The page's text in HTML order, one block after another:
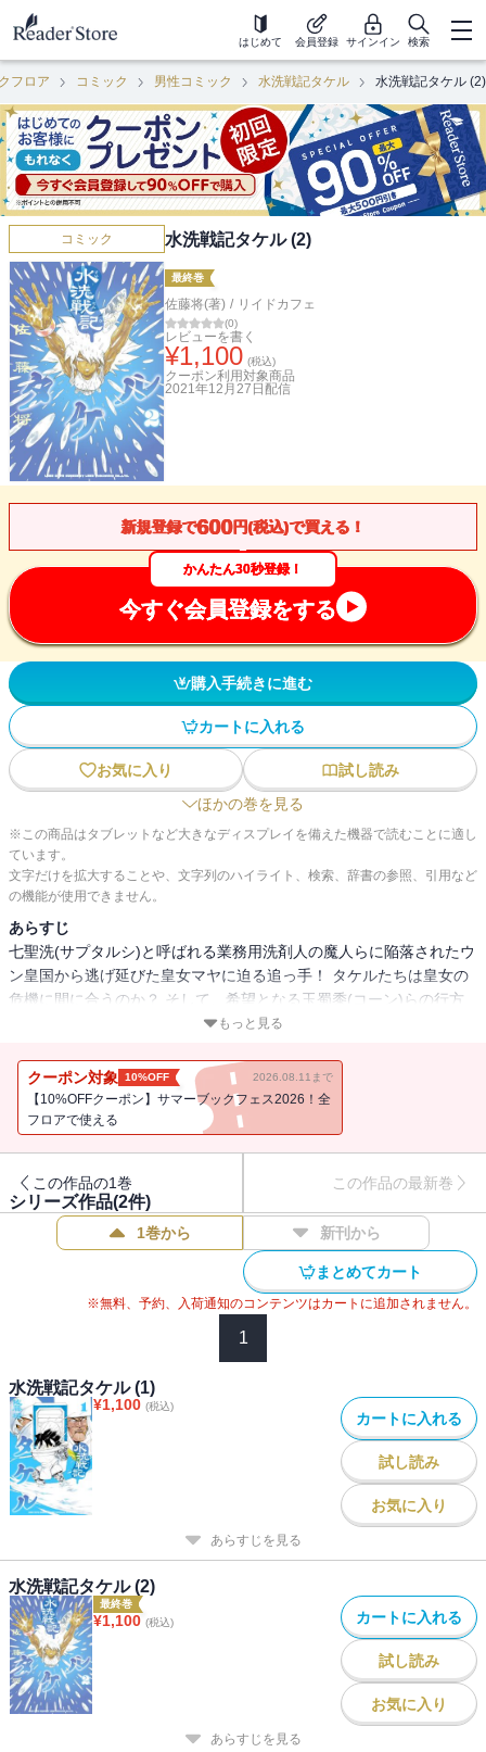
はじめて 会員登録 サインイン 検索
フロア コミック 男性コミック 水洗戦記タケル 水洗戦記タケル (2)
コミック 水洗戦記タケル (2)
最終巻
佐藤将(著) / リイドカフェ
(0)
レビューを書く
¥1,100 (税込)
クーポン利用対象商品
2021年12月27日 配信
新規登録で600円(税込)で買える！
かんたん30秒登録！
今すぐ会員登録をする
購入手続きに進む
カートに入れる
お気に入り
試し読み
ほかの巻を見る
※この商品はタブレットなど大きなディスプレイを備えた機器で読むことに適し
ています。
文字だけを拡大することや、文字列のハイライト、検索、辞書の参照、引用など
の機能が使用できません。
あらすじ
七聖洗(サプタルシ)と呼ばれる業務用洗剤人の魔人らに陥落されたウ
ン皇国から逃げ延びた皇女マヤに迫る追っ手！ タケルたちは皇女の
危機に間に合うのか？ そして、希望となる玉蜀黍(コーン)らの行方
は？ 『本田鹿の子の本棚』『嵐の伝説』『アコヤツタヱ』の佐藤将
もっと見る
クーポン対象 10%OFF 2026.08.11まで
【10%OFFクーポン】サマーブックフェス2026！全
フロアで使える
この作品の1巻 この作品の最新巻
シリーズ作品(2件)
1巻から 新刊から
まとめてカート
※無料、予約、入荷通知のコンテンツはカートに追加されません。
1
水洗戦記タケル (1)
¥1,100 (税込)
カートに入れる
試し読み
お気に入り
あらすじを見る
水洗戦記タケル (2)
最終巻
¥1,100 (税込) カートに入れる
試し読み
お気に入り
あらすじを見る